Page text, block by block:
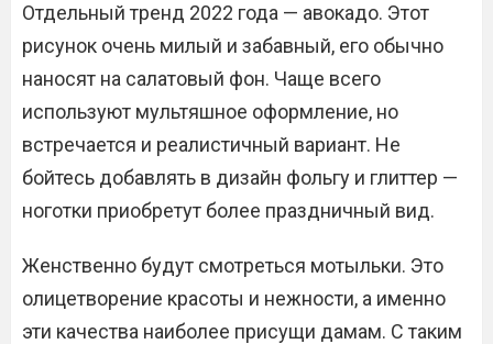
Отдельный тренд 2022 года — авокадо. Этот
рисунок очень милый и забавный, его обычно
наносят на салатовый фон. Чаще всего
используют мультяшное оформление, но
встречается и реалистичный вариант. Не
бойтесь добавлять в дизайн фольгу и глиттер —
ноготки приобретут более праздничный вид.
Женственно будут смотреться мотыльки. Это
олицетворение красоты и нежности, а именно
эти качества наиболее присущи дамам. С таким